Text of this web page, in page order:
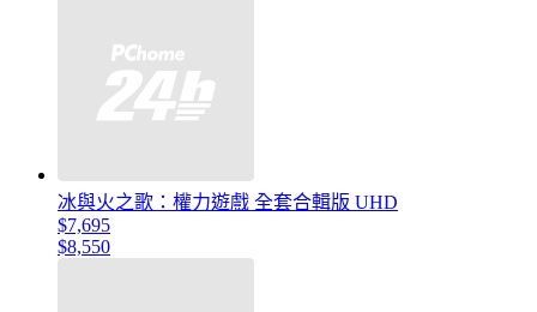
冰與火之歌：權力遊戲 全套合輯版 UHD
$7,695
$8,550